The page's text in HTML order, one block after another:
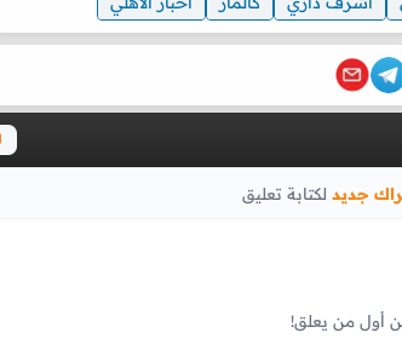
جديد لكتابة تعليق
أول من يعلق!